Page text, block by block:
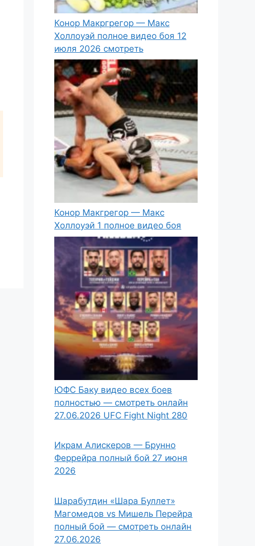
Конор Макргрегор — Макс
Холлоуэй полное видео боя 12
июля 2026 смотреть
Конор Макгрегор — Макс
Холлоуэй 1 полное видео боя
ЮФС Баку видео всех боев
полностью — смотреть онлайн
27.06.2026 UFC Fight Night 280
Икрам Алискеров — Брунно
Феррейра полный бой 27 июня
2026
Шарабутдин «Шара Буллет»
Магомедов vs Мишель Перейра
полный бой — смотреть онлайн
27.06.2026